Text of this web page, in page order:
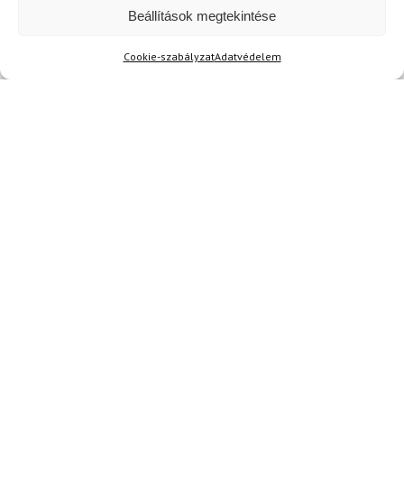
Beállítások megtekintése
Cookie-szabályzatAdatvédelem
info@topskisport.hu